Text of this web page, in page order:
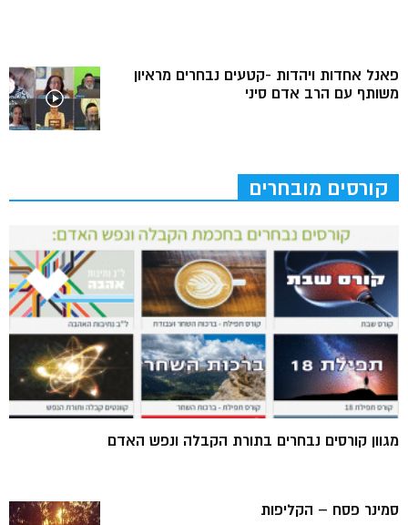
פאנל אחדות ויהדות -קטעים נבחרים מראיון
משותף עם הרב אדם סיני
קורסים מובחרים
מגוון קורסים נבחרים בתורת הקבלה ונפש האדם
סמינר פסח – הקליפות